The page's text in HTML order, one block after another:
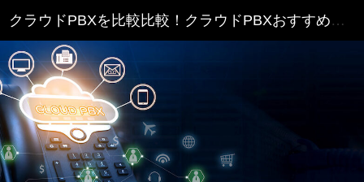
クラウドPBXを比較比較！クラウドPBXおすすめランキング